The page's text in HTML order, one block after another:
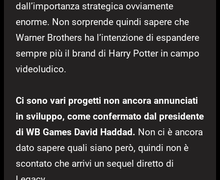
dall’importanza strategica ovviamente
enorme. Non sorprende quindi sapere che
Warner Brothers ha l’intenzione di espandere
sempre più il brand di Harry Potter in campo
videoludico.
Ci sono vari progetti non ancora annunciati
in sviluppo, come confermato dal presidente
di WB Games David Haddad. Non ci è ancora
dato sapere quali siano però, quindi non è
scontato che arrivi un sequel diretto di